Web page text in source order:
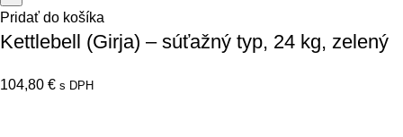
Pridať do košíka
Kettlebell (Girja) – súťažný typ, 24 kg, zelený
104,80 € s DPH